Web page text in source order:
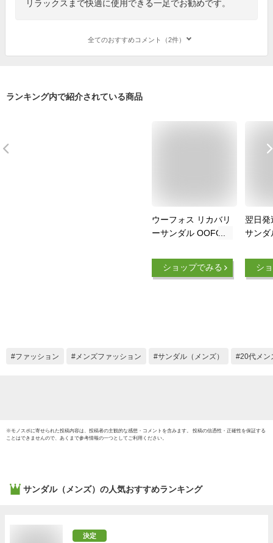
リラックスまで快適に使用できる一足でお勧めです。
全てのおすすめコメント（2件）
ランキング内で紹介されている商品
ウーフォス リカバリ
ーサンダル OOFOS
ンズ レディース シ
ャワーサンダル 国内
ツ ランニング マラ
ショップでみる
翌日発
サンダ
収 疲
ツ ジ
シ
ファッション メンズファッション サンダル（メンズ） 20代メン
※モノスポに寄せられた投稿内容は、投稿者の主観的な感想・コメントを含みます。 投稿の信憑性・正確性を保証する
ことはできませんので、あくまで参考情報の一つとしてご利用ください。
サンダル（メンズ） の人気おすすめランキング
決定